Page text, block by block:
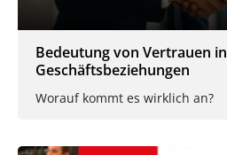
Bedeutung von Vertrauen in
Geschäftsbeziehungen
Worauf kommt es wirklich an?